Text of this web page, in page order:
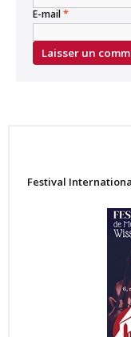
E-mail*
Festival